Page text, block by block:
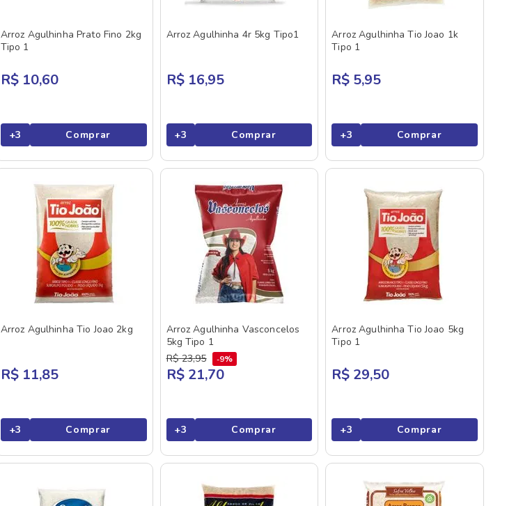
Arroz Agulhinha Prato Fino 2kg
Tipo 1
R$ 10,60
+3 Comprar
Arroz Agulhinha 4r 5kg Tipo1
R$ 16,95
+3 Comprar
Arroz Agulhinha Tio Joao 1k
Tipo 1
R$ 5,95
+3 Comprar
Arroz Agulhinha Tio Joao 2kg
R$ 11,85
+3 Comprar
Arroz Agulhinha Vasconcelos
5kg Tipo 1
R$ 23,95 9%
R$ 21,70
+3 Comprar
Arroz Agulhinha Tio Joao 5kg
Tipo 1
R$ 29,50
+3 Comprar